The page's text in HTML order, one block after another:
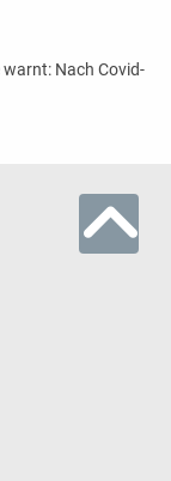
Nach Covid-